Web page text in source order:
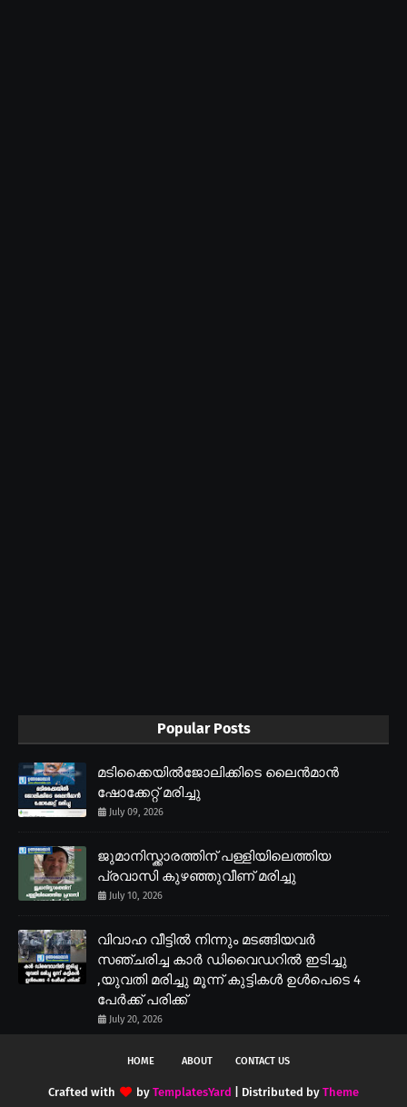
Popular Posts
മടിക്കൈയിൽജോലിക്കിടെ ലൈൻമാൻ
ഷോക്കേറ്റ് മരിച്ചു
July 09, 2026
ജുമാനിസ്ക്കാരത്തിന് പള്ളിയിലെത്തിയ
പ്രവാസി കുഴഞ്ഞുവീണ് മരിച്ചു
July 10, 2026
വിവാഹ വീട്ടിൽ നിന്നും മടങ്ങിയവർ
സഞ്ചരിച്ച കാർ ഡിവൈഡറിൽ ഇടിച്ചു
,യുവതി മരിച്ചു മൂന്ന് കുട്ടികൾ ഉൾപെടെ 4
പേർക്ക് പരിക്ക്
July 20, 2026
HOME ABOUT CONTACT US
Crafted with by TemplatesYard | Distributed by Theme